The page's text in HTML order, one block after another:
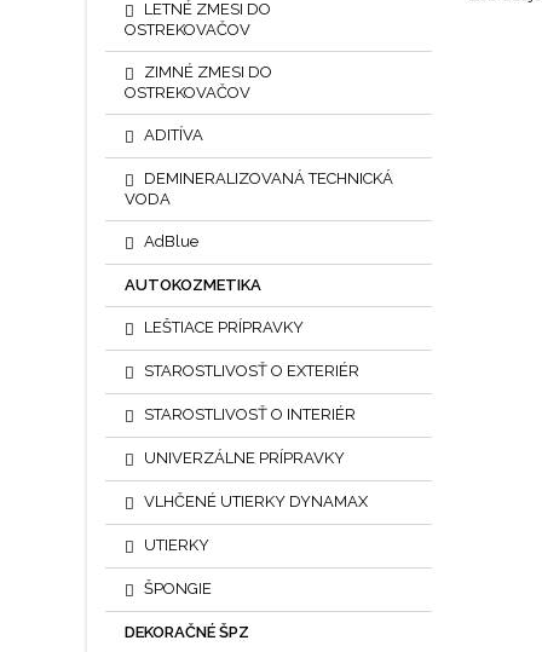
LETNÉ ZMESI DO
OSTREKOVAČOV
ZIMNÉ ZMESI DO
OSTREKOVAČOV
ADITÍVA
DEMINERALIZOVANÁ TECHNICKÁ
VODA
AdBlue
AUTOKOZMETIKA
LEŠTIACE PRÍPRAVKY
STAROSTLIVOSŤ O EXTERIÉR
STAROSTLIVOSŤ O INTERIÉR
UNIVERZÁLNE PRÍPRAVKY
VLHČENÉ UTIERKY DYNAMAX
UTIERKY
ŠPONGIE
DEKORAČNÉ ŠPZ